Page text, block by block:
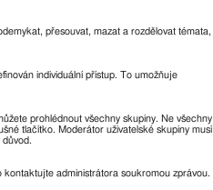
přesouvat, mazat a rozdělovat témata,
individuální přístup. To umožňuje
prohlédnout všechny skupiny. Ne všechny
tlačítko. Moderátor uživatelské skupiny musí
důvod.
administrátora soukromou zprávou.